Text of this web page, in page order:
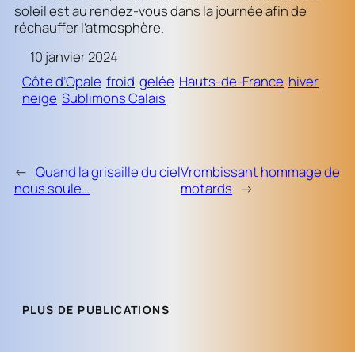
soleil est au rendez-vous dans la journée afin de
réchauffer l’atmosphère.
10 janvier 2024
Côte d’Opale froid gelée Hauts-de-France hiver
neige Sublimons Calais
← Quand la grisaille du ciel
nous soule…
Vrombissant hommage de
motards →
PLUS DE PUBLICATIONS